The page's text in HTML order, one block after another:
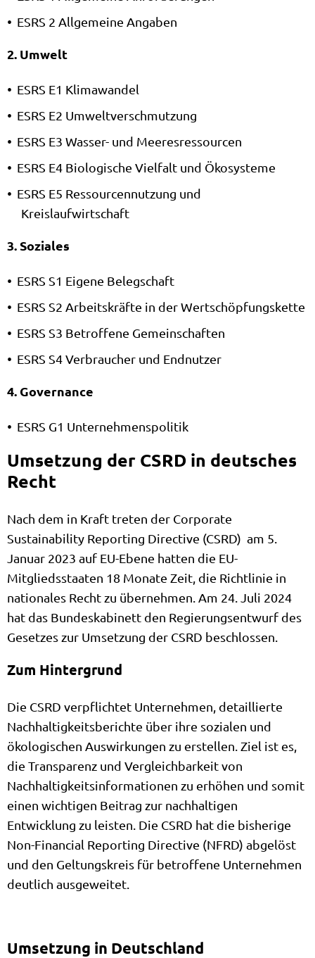
ESRS 2 Allgemeine Angaben
2. Umwelt
ESRS E1 Klimawandel
ESRS E2 Umweltverschmutzung
ESRS E3 Wasser- und Meeresressourcen
ESRS E4 Biologische Vielfalt und Ökosysteme
ESRS E5 Ressourcennutzung und
Kreislaufwirtschaft
3. Soziales
ESRS S1 Eigene Belegschaft
ESRS S2 Arbeitskräfte in der Wertschöpfungskette
ESRS S3 Betroffene Gemeinschaften
ESRS S4 Verbraucher und Endnutzer
4. Governance
ESRS G1 Unternehmenspolitik
Umsetzung der CSRD in deutsches
Recht
Nach dem in Kraft treten der Corporate
Sustainability Reporting Directive (CSRD) am 5.
Januar 2023 auf EU-Ebene hatten die EU-
Mitgliedsstaaten 18 Monate Zeit, die Richtlinie in
nationales Recht zu übernehmen. Am 24. Juli 2024
hat das Bundeskabinett den Regierungsentwurf des
Gesetzes zur Umsetzung der CSRD beschlossen.
Zum Hintergrund
Die CSRD verpflichtet Unternehmen, detaillierte
Nachhaltigkeitsberichte über ihre sozialen und
ökologischen Auswirkungen zu erstellen. Ziel ist es,
die Transparenz und Vergleichbarkeit von
Nachhaltigkeitsinformationen zu erhöhen und somit
einen wichtigen Beitrag zur nachhaltigen
Entwicklung zu leisten. Die CSRD hat die bisherige
Non-Financial Reporting Directive (NFRD) abgelöst
und den Geltungskreis für betroffene Unternehmen
deutlich ausgeweitet.
Umsetzung in Deutschland